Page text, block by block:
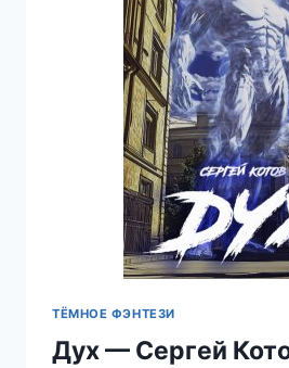
ТЁМНОЕ ФЭНТЕЗИ
Дух — Сергей